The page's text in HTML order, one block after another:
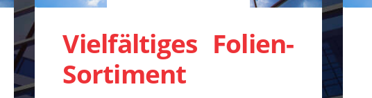
Vielfältiges Folien-
Sortiment